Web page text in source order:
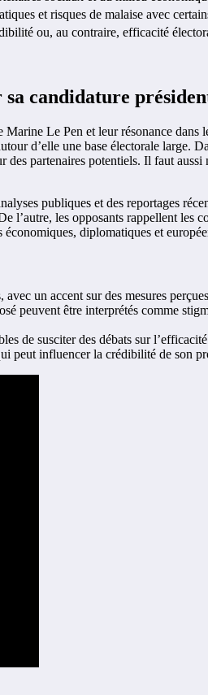
et risques de malaise avec
ou, au contraire, efficacité
sa candidature
Le Pen et leur résonance
d’elle une base électorale large.
partenaires potentiels. Il faut
publiques et des reportages
l’autre, les opposants rappellent les
diplomatiques et
un accent sur des mesures
peuvent être interprétés comme
de susciter des débats sur
peut influencer la crédibilité de son